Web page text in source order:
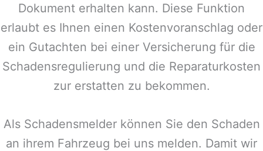
Dokument erhalten kann. Diese Funktion
erlaubt es Ihnen einen Kostenvoranschlag oder
ein Gutachten bei einer Versicherung für die
Schadensregulierung und die Reparaturkosten
zur erstatten zu bekommen.
Als Schadensmelder können Sie den Schaden
an ihrem Fahrzeug bei uns melden. Damit wir